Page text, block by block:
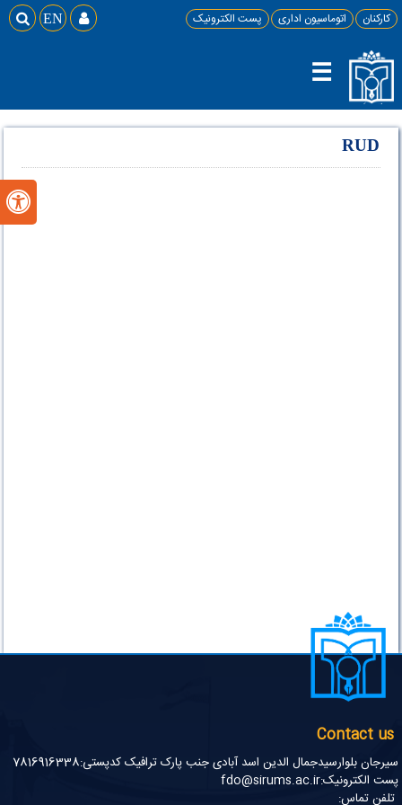
کارکنان اتوماسیون اداری پست الکترونیک  EN 
☰
RUD
Contact us
سیرجان بلوارسیدجمال الدین اسد آبادی جنب پارک ترافیک کدپستی:7816916338
پست الکترونیک:fdo@sirums.ac.ir
تلفن تماس:
